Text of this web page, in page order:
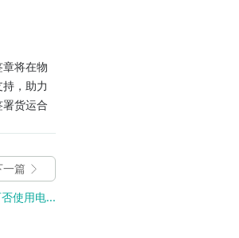
将在物
，助力
货运合
一篇
使用电...